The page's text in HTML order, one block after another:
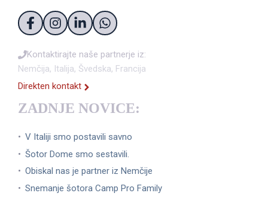
Kontaktirajte naše partnerje iz:
Nemčija, Italija, Švedska, Francija
Direkten kontakt
ZADNJE NOVICE:
V Italiji smo postavili savno
Šotor Dome smo sestavili.
Obiskal nas je partner iz Nemčije
Snemanje šotora Camp Pro Family